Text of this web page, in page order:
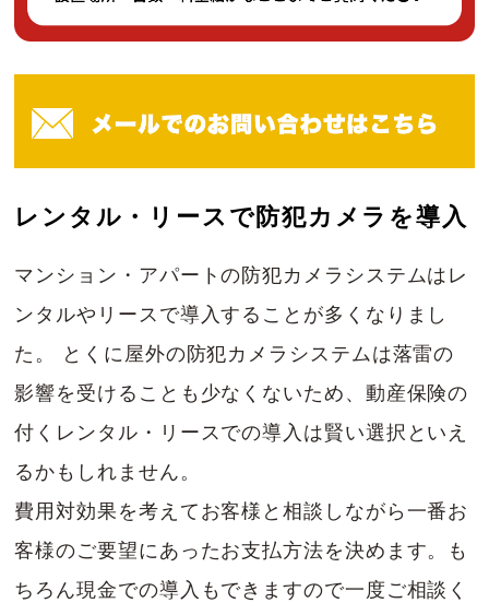
レンタル・リースで防犯カメラを導入
マンション・アパートの防犯カメラシステムはレ
ンタルやリースで導入することが多くなりまし
た。 とくに屋外の防犯カメラシステムは落雷の
影響を受けることも少なくないため、動産保険の
付くレンタル・リースでの導入は賢い選択といえ
るかもしれません。
費用対効果を考えてお客様と相談しながら一番お
客様のご要望にあったお支払方法を決めます。も
ちろん現金での導入もできますので一度ご相談く